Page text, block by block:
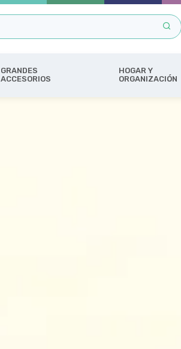
GRANDES
ACCESORIOS
HOGAR Y
ORGANIZACIÓN